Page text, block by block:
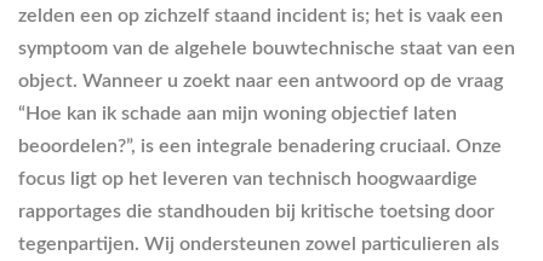
zelden een op zichzelf staand incident is; het is vaak een
symptoom van de algehele bouwtechnische staat van een
object. Wanneer u zoekt naar een antwoord op de vraag
“Hoe kan ik schade aan mijn woning objectief laten
beoordelen?”, is een integrale benadering cruciaal. Onze
focus ligt op het leveren van technisch hoogwaardige
rapportages die standhouden bij kritische toetsing door
tegenpartijen. Wij ondersteunen zowel particulieren als